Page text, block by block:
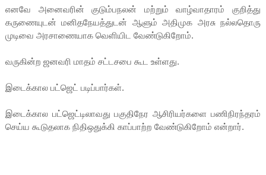
எனவே அனைவரின் குடும்பநலன் மற்றும் வாழ்வாதாரம் குறித்து
கருணையுடன் மனிதநேயத்துடன் ஆளும் அதிமுக அரசு நல்லதொரு
முடிவை அரசாணையாக வெளியிட வேண்டுகிறோம்.
வருகின்ற ஜனவரி மாதம் சட்டசபை கூட உள்ளது.
இடைக்கால பட்ஜெட் படிப்பார்கள்.
இடைக்கால பட்ஜெட்டிலாவது பகுதிநேர ஆசிரியர்களை பணிநிரந்தரம்
செய்ய கூடுதலாக நிதிஒதுக்கி காப்பாற்ற வேண்டுகிறோம் என்றார்.